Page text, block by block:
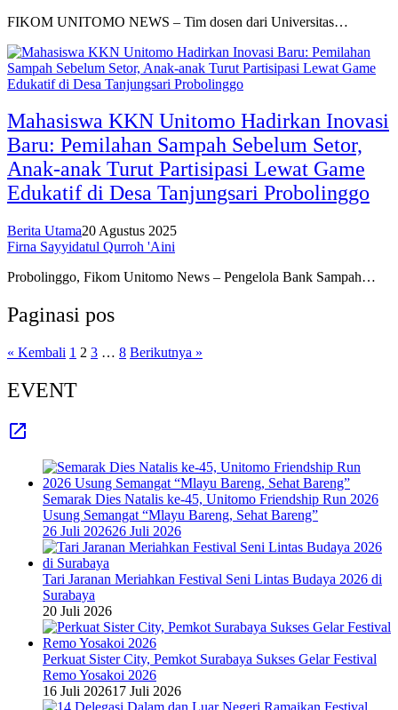
FIKOM UNITOMO NEWS – Tim dosen dari Universitas…
Mahasiswa KKN Unitomo Hadirkan Inovasi
Baru: Pemilahan Sampah Sebelum Setor,
Anak-anak Turut Partisipasi Lewat Game
Edukatif di Desa Tanjungsari Probolinggo
Berita Utama20 Agustus 2025
Firna Sayyidatul Qurroh 'Aini
Probolinggo, Fikom Unitomo News – Pengelola Bank Sampah…
Paginasi pos
« Kembali 1 2 3 … 8 Berikutnya »
EVENT
Semarak Dies Natalis ke-45, Unitomo Friendship Run 2026
Usung Semangat “Mlayu Bareng, Sehat Bareng”
26 Juli 202626 Juli 2026
Tari Jaranan Meriahkan Festival Seni Lintas Budaya 2026 di
Surabaya
20 Juli 2026
Perkuat Sister City, Pemkot Surabaya Sukses Gelar Festival
Remo Yosakoi 2026
16 Juli 202617 Juli 2026